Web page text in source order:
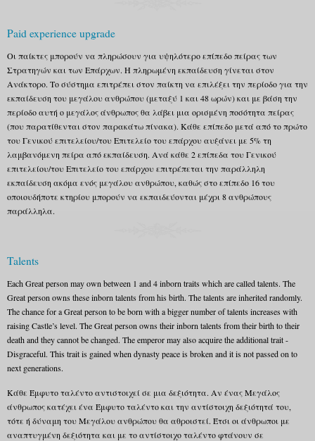
Paid experience upgrade
Οι παίκτες μπορούν να πληρώσουν για υψηλότερο επίπεδο πείρας των
Στρατηγών και των Επάρχων. Η πληρωμένη εκπαίδευση γίνεται στον
Ανάκτορο. Το σύστημα επιτρέπει στον παίκτη να επιλέξει την περίοδο για την
εκπαίδευση του μεγάλου ανθρώπου (μεταξύ 1 και 48 ωρών) και με βάση την
περίοδο αυτή ο μεγάλος άνθρωπος θα λάβει μια ορισμένη ποσότητα πείρας
(που παρατίθενται στον παρακάτω πίνακα). Κάθε επίπεδο μετά από το πρώτο
του Γενικού επιτελείου/του Επιτελείο του επάρχου αυξάνει με 5% τη
λαμβανόμενη πείρα από εκπαίδευση. Ανά κάθε 2 επίπεδα του Γενικού
επιτελείου/του Επιτελείο του επάρχου επιτρέπεται την παράλληλη
εκπαίδευση ακόμα ενός μεγάλου ανθρώπου, καθώς στο επίπεδο 16 του
οποιουδήποτε κτηρίου μπορούν να εκπαιδεύονται μέχρι 8 ανθρώπους
παράλληλα.
Talents
Each Great person may own between 1 and 4 inborn traits which are called talents. The
Great person owns these inborn talents from his birth. The talents are inherited randomly.
The chance for a Great person to be born with a bigger number of talents increases with
raising Castle’s level. The Great person owns their inborn talents from their birth to their
death and they cannot be changed. The emperor may also acquire the additional trait -
Disgraceful. This trait is gained when dynasty peace is broken and it is not passed on to
next generations.
Κάθε Έμφυτο ταλέντο αντιστοιχεί σε μια δεξιότητα. Αν ένας Μεγάλος
άνθρωπος κατέχει ένα Έμφυτο ταλέντο και την αντίστοιχη δεξιότητά του,
τότε ή δύναμη του Μεγάλου ανθρώπου θα αθροιστεί. Έτσι οι άνθρωποι με
αναπτυγμένη δεξιότητα και με το αντίστοιχο ταλέντο φτάνουν σε